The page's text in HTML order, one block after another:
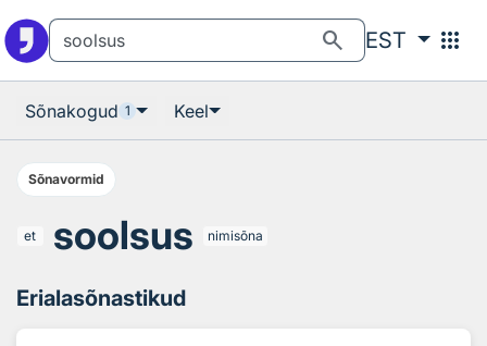
search EST apps
Sõnakogud 1 Keel
Sõnavormid
et soolsus nimisõna
Erialasõnastikud